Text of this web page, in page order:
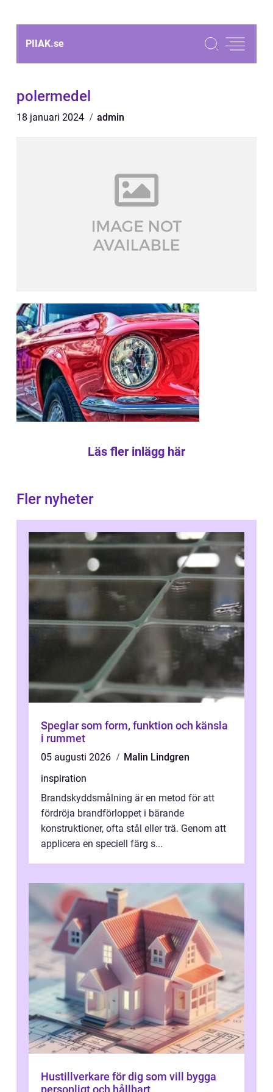
PIIAK.se
polermedel
18 januari 2024 admin
Läs fler inlägg här
Fler nyheter
Speglar som form, funktion och känsla
i rummet
05 augusti 2026
Malin Lindgren
inspiration
Brandskyddsmålning är en metod för att
fördröja brandförloppet i bärande
konstruktioner, ofta stål eller trä. Genom att
applicera en speciell färg s...
Hustillverkare för dig som vill bygga
personligt och hållbart